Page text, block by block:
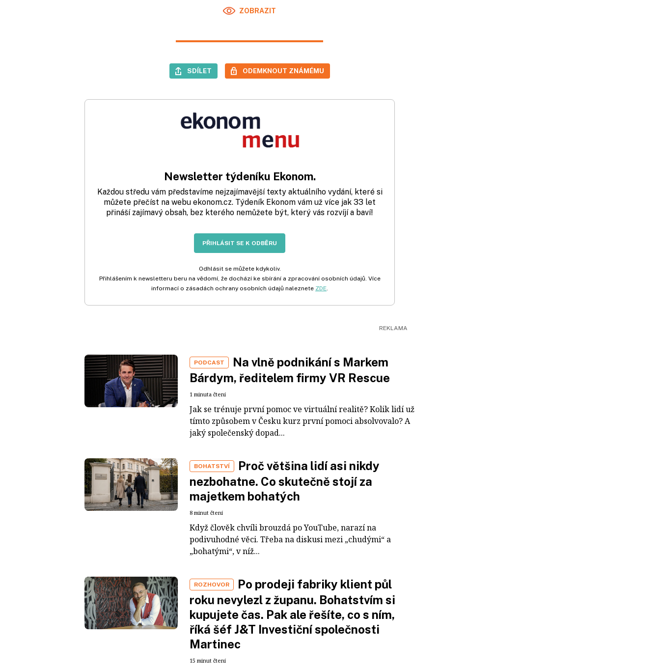
ZOBRAZIT
SDÍLET ODEMKNOUT ZNÁMÉMU
Newsletter týdeníku Ekonom.
Každou středu vám představíme nejzajímavější texty aktuálního vydání, které si
můžete přečíst na webu ekonom.cz. Týdeník Ekonom vám už více jak 33 let
přináší zajímavý obsah, bez kterého nemůžete být, který vás rozvíjí a baví!
PŘIHLÁSIT SE K ODBĚRU
Odhlásit se můžete kdykoliv.
Přihlášením k newsletteru beru na vědomí, že dochází ke sbírání a zpracování osobních údajů. Více
informací o zásadách ochrany osobních údajů naleznete ZDE
PODCAST
Na vlně podnikání s Markem
Bárdym, ředitelem firmy VR Rescue
1 minuta čtení
Jak se trénuje první pomoc ve virtuální realitě? Kolik lidí už
tímto způsobem v Česku kurz první pomoci absolvovalo? A
jaký společenský dopad...
BOHATSTVÍ
Proč většina lidí asi nikdy
nezbohatne. Co skutečně stojí za
majetkem bohatých
8 minut čtení
Když člověk chvíli brouzdá po YouTube, narazí na
podivuhodné věci. Třeba na diskusi mezi „chudými“ a
„bohatými“, v níž...
ROZHOVOR
Po prodeji fabriky klient půl
roku nevylezl z županu. Bohatstvím si
kupujete čas. Pak ale řešíte, co s ním,
říká šéf J&T Investiční společnosti
Martinec
15 minut čtení